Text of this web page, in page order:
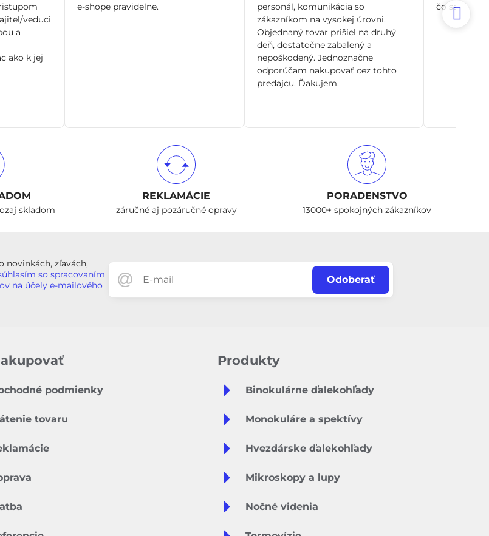
veduci
a
ako k jej
e-shope pravidelne.
personál, komunikácia so
zákazníkom na vysokej úrovni.
Objednaný tovar prišiel na druhý
deň, dostatočne zabalený a
nepoškodený. Jednoznačne
odporúčam nakupovať cez tohto
predajcu. Ďakujem.
čo sa dá.
skladom
REKLAMÁCIE
záručné aj pozáručné opravy
PORADENSTVO
13000+ spokojných zákazníkov
Odoberať
novinkách, zľavách,
so spracovaním
na účely e-mailového
podmienky
tovaru
Produkty
Binokulárne ďalekohľady
Monokuláre a spektívy
Hvezdárske ďalekohľady
Mikroskopy a lupy
Nočné videnia